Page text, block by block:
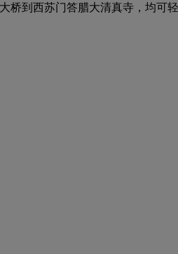
到西苏门答腊大清真寺，均可轻